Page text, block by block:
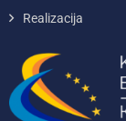
Realizacija